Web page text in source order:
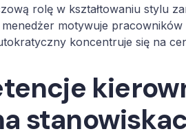
rolę w kształtowaniu stylu
motywuje
koncentruje się na